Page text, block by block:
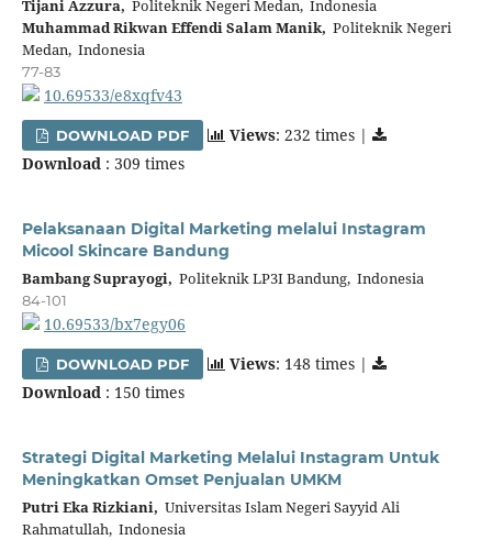
Tijani Azzura, Politeknik Negeri Medan, Indonesia
Muhammad Rikwan Effendi Salam Manik, Politeknik Negeri
Medan, Indonesia
77-83
10.69533/e8xqfv43
DOWNLOAD PDF Views: 232 times |
Download: 309 times
Pelaksanaan Digital Marketing melalui Instagram
Micool Skincare Bandung
Bambang Suprayogi, Politeknik LP3I Bandung, Indonesia
84-101
10.69533/bx7egy06
DOWNLOAD PDF Views: 148 times |
Download: 150 times
Strategi Digital Marketing Melalui Instagram Untuk
Meningkatkan Omset Penjualan UMKM
Putri Eka Rizkiani, Universitas Islam Negeri Sayyid Ali
Rahmatullah, Indonesia